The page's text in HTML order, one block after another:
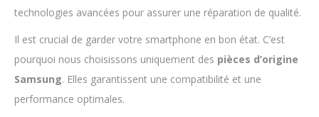
technologies avancées pour assurer une réparation de qualité.
Il est crucial de garder votre smartphone en bon état. C’est
pourquoi nous choisissons uniquement des pièces d’origine
Samsung. Elles garantissent une compatibilité et une
performance optimales.